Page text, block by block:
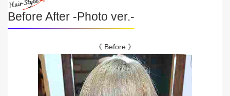
Before After -Photo ver.-
《 Before 》